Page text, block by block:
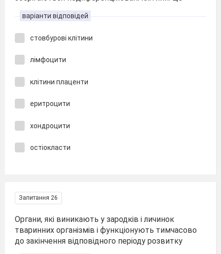
варіанти відповідей
стовбурові клітини
лімфоцити
клітини плаценти
еритроцити
хондроцити
остіокласти
Запитання 26
Органи, які виникають у зародків і личинок
тваринних організмів і функціонують тимчасово
до закінчення відповідного періоду розвитку